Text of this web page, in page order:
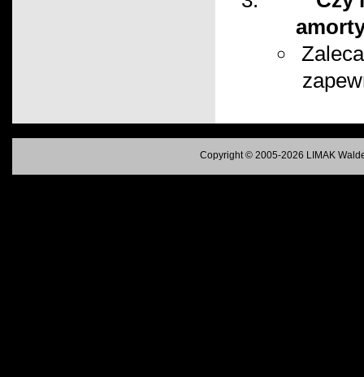
Copyright © 2005-2026 LIMAK